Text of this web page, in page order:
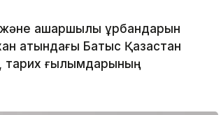
ашаршылық құрбандарын
атындағы Батыс Қазақстан
тарих ғылымдарының